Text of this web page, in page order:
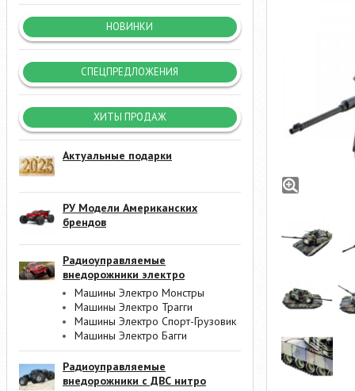
НОВИНКИ
СПЕЦПРЕДЛОЖЕНИЯ
ХИТЫ ПРОДАЖ
Актуальные подарки
РУ Модели Американских
брендов
Радиоуправляемые
внедорожники электро
Машины Электро Монстры
Машины Электро Трагги
Машины Электро Спорт-Грузовик
Машины Электро Багги
Радиоуправляемые
внедорожники с ДВС нитро